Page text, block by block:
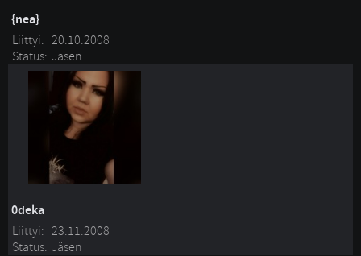
{nea}
Liittyi: 20.10.2008
Status: Jäsen
0deka
Liittyi: 23.11.2008
Status: Jäsen